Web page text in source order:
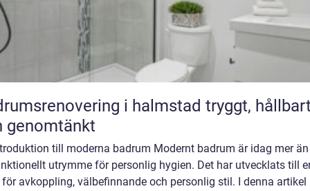
i halmstad tryggt, hållbart
genomtänkt
till moderna badrum Modernt badrum är idag mer
utrymme för personlig hygien. Det har utvecklats till
avkoppling, välbefinnande och personlig stil. I denna artikel